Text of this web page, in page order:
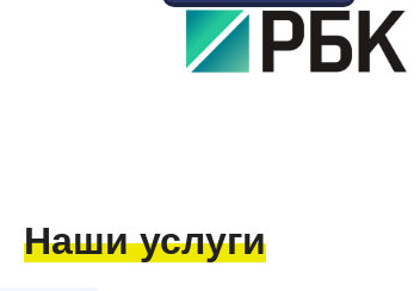
Нашиуслуги